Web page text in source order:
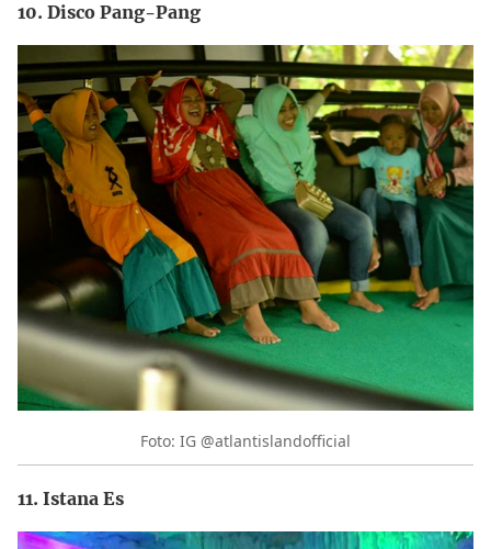
10. Disco Pang-Pang
Foto: IG @atlantislandofficial
11. Istana Es